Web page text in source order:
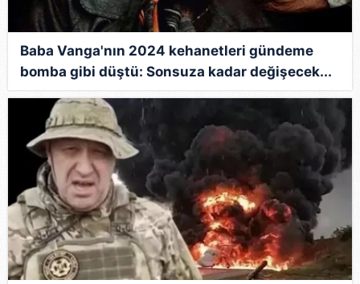
Baba Vanga'nın 2024 kehanetleri gündeme
bomba gibi düştü: Sonsuza kadar değişecek...